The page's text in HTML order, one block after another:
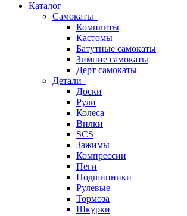
Каталог
Самокаты
Комплиты
Кастомы
Батутные самокаты
Зимние самокаты
Дерт самокаты
Детали
Доски
Рули
Колеса
Вилки
SCS
Зажимы
Компрессии
Пеги
Подшипники
Рулевые
Тормоза
Шкурки